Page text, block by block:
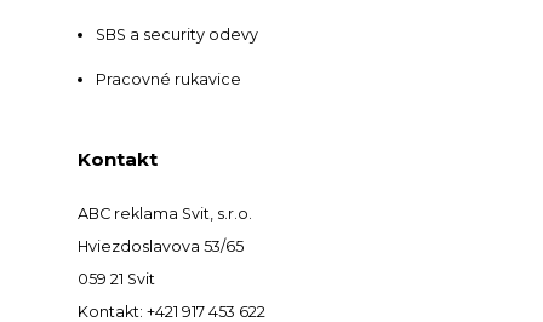
SBS a security odevy
Pracovné rukavice
Kontakt
ABC reklama Svit, s.r.o.
Hviezdoslavova 53/65
059 21 Svit
Kontakt: +421 917 453 622